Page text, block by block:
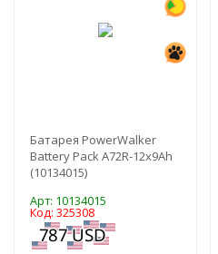
Батарея PowerWalker
Battery Pack A72R-12x9Ah
(10134015)
Арт: 10134015
Код: 325308